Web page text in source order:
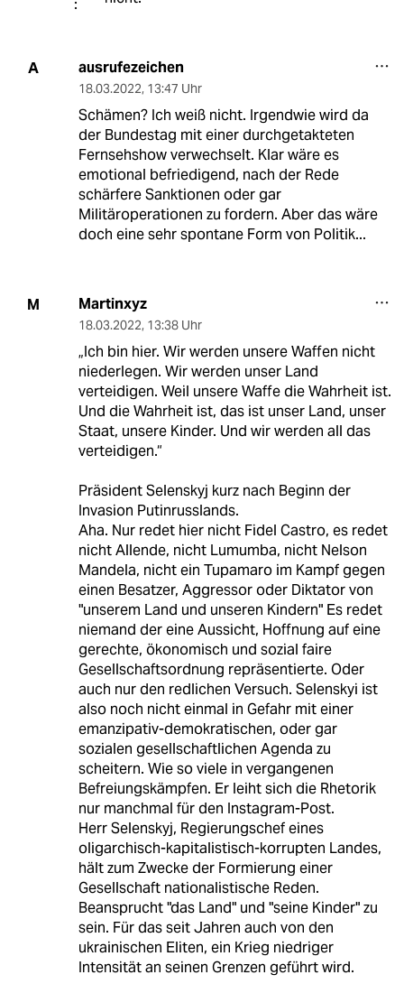
A ausrufezeichen
18.03.2022, 13:47 Uhr
Schämen? Ich weiß nicht. Irgendwie wird da
der Bundestag mit einer durchgetakteten
Fernsehshow verwechselt. Klar wäre es
emotional befriedigend, nach der Rede
schärfere Sanktionen oder gar
Militäroperationen zu fordern. Aber das wäre
doch eine sehr spontane Form von Politik...
M Martinxyz
18.03.2022, 13:38 Uhr
„Ich bin hier. Wir werden unsere Waffen nicht
niederlegen. Wir werden unser Land
verteidigen. Weil unsere Waffe die Wahrheit ist.
Und die Wahrheit ist, das ist unser Land, unser
Staat, unsere Kinder. Und wir werden all das
verteidigen.“
Präsident Selenskyj kurz nach Beginn der
Invasion Putinrusslands.
Aha. Nur redet hier nicht Fidel Castro, es redet
nicht Allende, nicht Lumumba, nicht Nelson
Mandela, nicht ein Tupamaro im Kampf gegen
einen Besatzer, Aggressor oder Diktator von
"unserem Land und unseren Kindern" Es redet
niemand der eine Aussicht, Hoffnung auf eine
gerechte, ökonomisch und sozial faire
Gesellschaftsordnung repräsentierte. Oder
auch nur den redlichen Versuch. Selenskyi ist
also noch nicht einmal in Gefahr mit einer
emanzipativ-demokratischen, oder gar
sozialen gesellschaftlichen Agenda zu
scheitern. Wie so viele in vergangenen
Befreiungskämpfen. Er leiht sich die Rhetorik
nur manchmal für den Instagram-Post.
Herr Selenskyj, Regierungschef eines
oligarchisch-kapitalistisch-korrupten Landes,
hält zum Zwecke der Formierung einer
Gesellschaft nationalistische Reden.
Beansprucht "das Land" und "seine Kinder" zu
sein. Für das seit Jahren auch von den
ukrainischen Eliten, ein Krieg niedriger
Intensität an seinen Grenzen geführt wird.